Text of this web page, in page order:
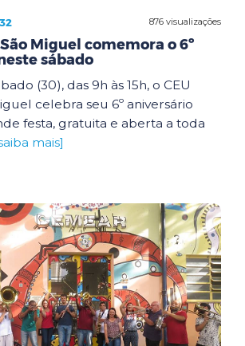
876 visualizações
Miguel comemora o 6º
sábado
(30), das 9h às 15h, o CEU
celebra seu 6º aniversário
festa, gratuita e aberta a toda
mais]